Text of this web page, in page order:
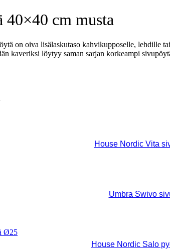
40×40 cm musta
on oiva lisälaskutaso kahvikupposelle, lehdille
kaveriksi löytyy saman sarjan korkeampi
House Nordic Vita
Umbra Swivo
House Nordic Salo